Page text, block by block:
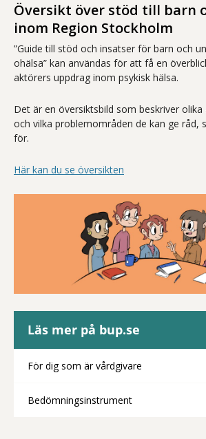
Översikt över stöd till barn
inom Region Stockholm
”Guide till stöd och insatser för barn och
ohälsa” kan användas för att få en
aktörers uppdrag inom psykisk hälsa.
Det är en översiktsbild som beskriver
och vilka problemområden de kan ge råd,
för.
Här kan du se översikten
Läs mer på bup.se
För dig som är vårdgivare
Bedömningsinstrument